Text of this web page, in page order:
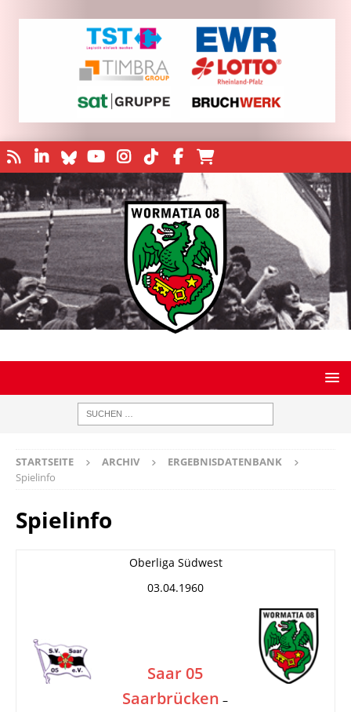
STARTSEITE ARCHIV
ERGEBNISDATENBANK
Spielinfo
Spielinfo
Oberliga Südwest
03.04.1960
Saar 05
Saarbrücken –